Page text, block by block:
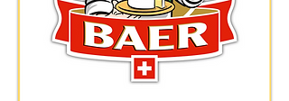
Das BAER Sortiment
Jeder einzelne Käse von BAER ist
ein natürliches Produkt aus
besten Schweizer Zutaten. Unsere